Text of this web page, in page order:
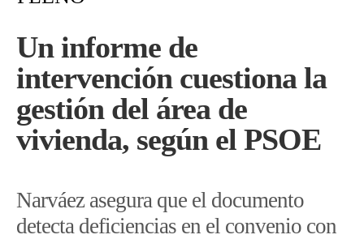
Un informe de
intervención cuestiona la
gestión del área de
vivienda, según el PSOE
Narváez asegura que el documento
detecta deficiencias en el convenio con